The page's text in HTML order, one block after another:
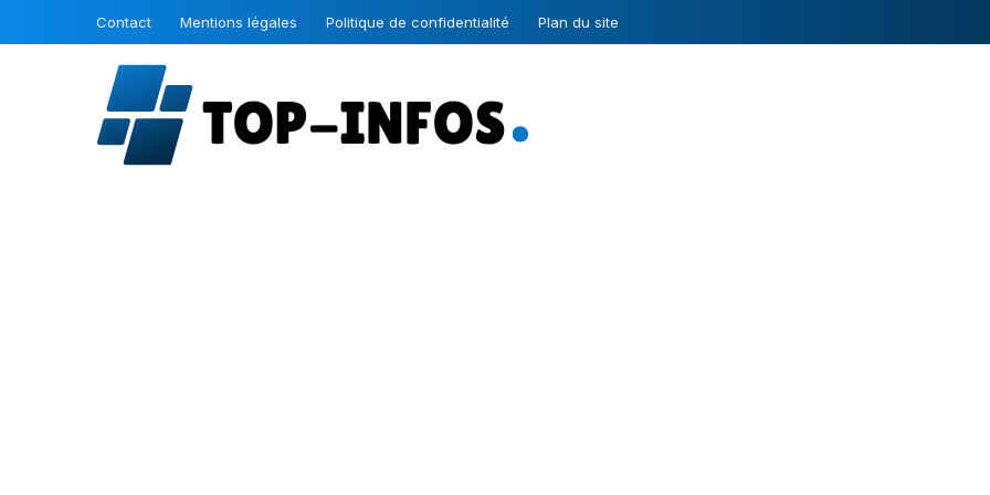
Contact Mentions légales Politique de confidentialité Plan du site